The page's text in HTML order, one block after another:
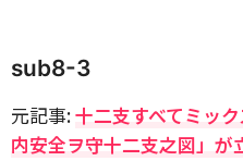
sub8-3
元記事:十二支すべてミッ
内安全ヲ守十二支之図」が